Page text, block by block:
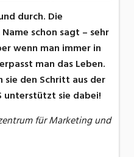
durch. Die
schon sagt – sehr
wenn man immer in
man das Leben.
sie den Schritt aus der
unterstützt sie dabei!
für Marketing und